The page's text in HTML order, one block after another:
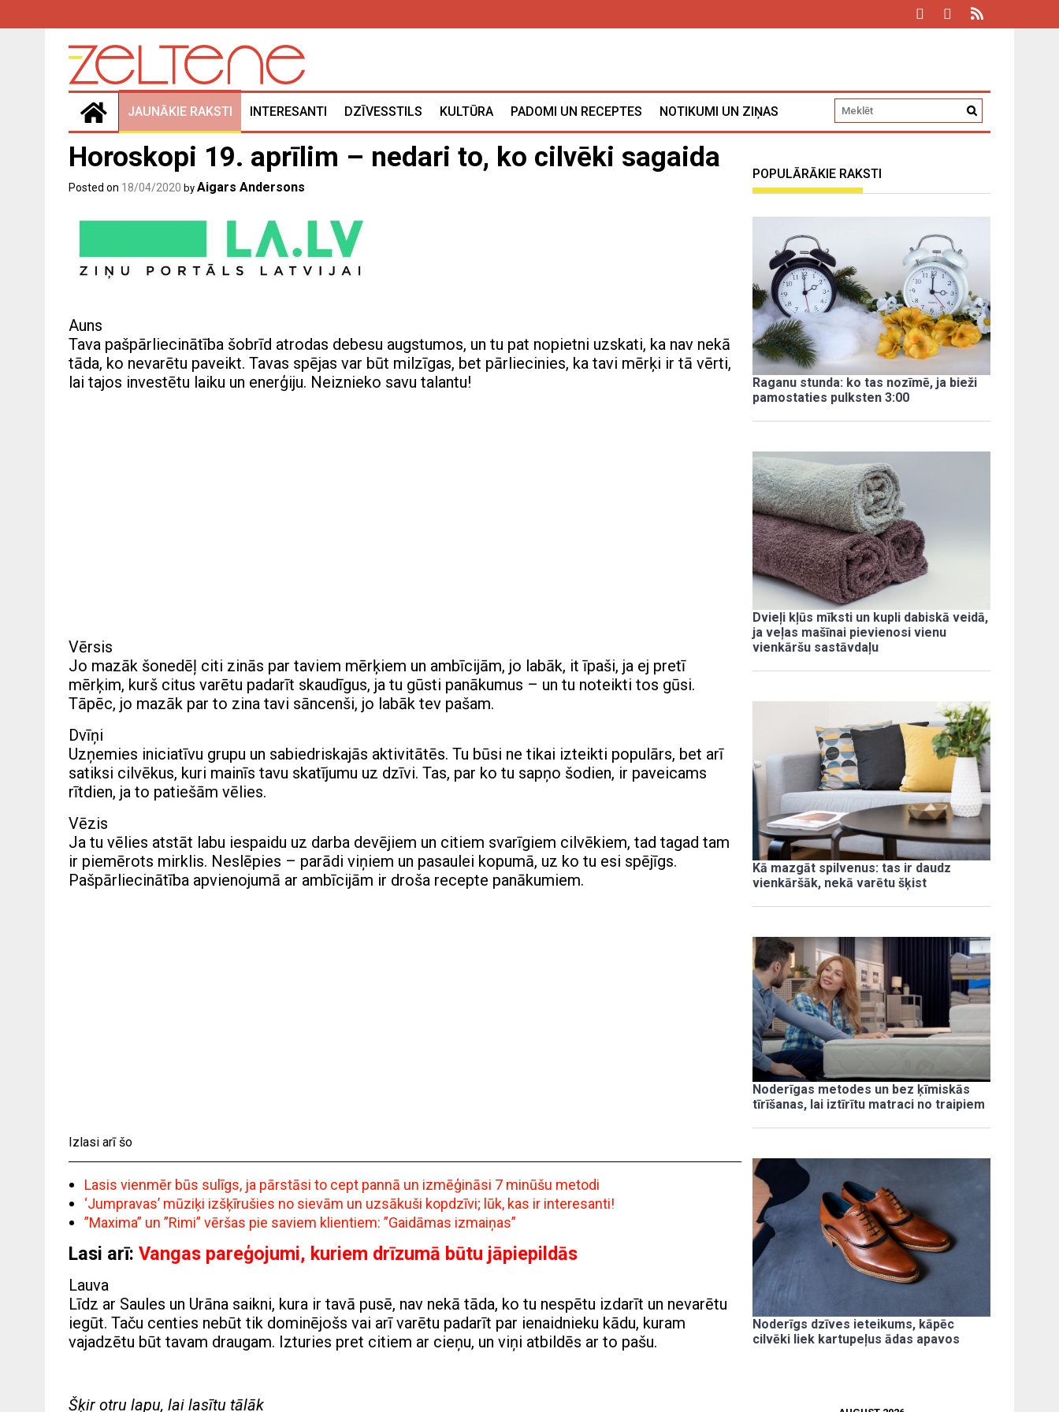
JAUNĀKIE RAKSTI INTERESANTI DZĪVESSTILS KULTŪRA PADOMI UN RECEPTES NOTIKUMI UN ZIŅAS
Horoskopi 19. aprīlim – nedari to, ko cilvēki sagaida
Posted on 18/04/2020 by Aigars Andersons
Auns
Tava pašpārliecinātība šobrīd atrodas debesu augstumos, un tu pat nopietni uzskati, ka nav nekā
tāda, ko nevarētu paveikt. Tavas spējas var būt milzīgas, bet pārliecinies, ka tavi mērķi ir tā vērti,
lai tajos investētu laiku un enerģiju. Neiznieko savu talantu!
Vērsis
Jo mazāk šonedēļ citi zinās par taviem mērķiem un ambīcijām, jo labāk, it īpaši, ja ej pretī
mērķim, kurš citus varētu padarīt skaudīgus, ja tu gūsti panākumus – un tu noteikti tos gūsi.
Tāpēc, jo mazāk par to zina tavi sāncenši, jo labāk tev pašam.
Dvīņi
Uzņemies iniciatīvu grupu un sabiedriskajās aktivitātēs. Tu būsi ne tikai izteikti populārs, bet arī
satiksi cilvēkus, kuri mainīs tavu skatījumu uz dzīvi. Tas, par ko tu sapņo šodien, ir paveicams
rītdien, ja to patiešām vēlies.
Vēzis
Ja tu vēlies atstāt labu iespaidu uz darba devējiem un citiem svarīgiem cilvēkiem, tad tagad tam
ir piemērots mirklis. Neslēpies – parādi viņiem un pasaulei kopumā, uz ko tu esi spējīgs.
Pašpārliecinātība apvienojumā ar ambīcijām ir droša recepte panākumiem.
Izlasi arī šo
Lasis vienmēr būs sulīgs, ja pārstāsi to cept pannā un izmēģināsi 7 minūšu metodi
‘Jumpravas’ mūziķi izšķīrušies no sievām un uzsākuši kopdzīvi; lūk, kas ir interesanti!
”Maxima” un ”Rimi” vēršas pie saviem klientiem: ”Gaidāmas izmaiņas”
Lasi arī: Vangas pareģojumi, kuriem drīzumā būtu jāpiepildās
Lauva
Līdz ar Saules un Urāna saikni, kura ir tavā pusē, nav nekā tāda, ko tu nespētu izdarīt un nevarētu
iegūt. Taču centies nebūt tik dominējošs vai arī varētu padarīt par ienaidnieku kādu, kuram
vajadzētu būt tavam draugam. Izturies pret citiem ar cieņu, un viņi atbildēs ar to pašu.
Šķir otru lapu, lai lasītu tālāk
POPULĀRĀKIE RAKSTI
Raganu stunda: ko tas nozīmē, ja bieži
pamostaties pulksten 3:00
Dvieļi kļūs mīksti un kupli dabiskā veidā,
ja veļas mašīnai pievienosi vienu
vienkāršu sastāvdaļu
Kā mazgāt spilvenus: tas ir daudz
vienkāršāk, nekā varētu šķist
Noderīgas metodes un bez ķīmiskās
tīrīšanas, lai iztīrītu matraci no traipiem
Noderīgs dzīves ieteikums, kāpēc
cilvēki liek kartupeļus ādas apavos